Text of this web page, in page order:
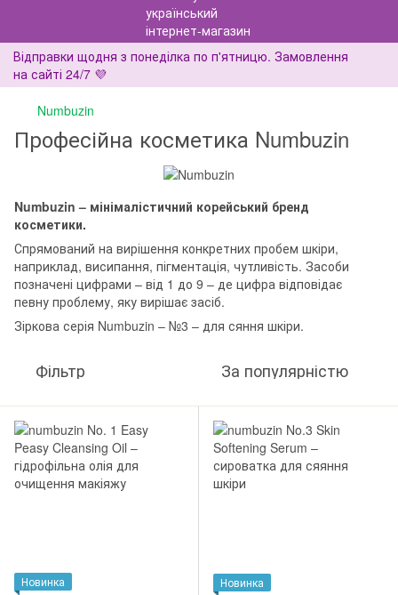
Відправки щодня з понеділка по п'ятницю. Замовлення
на сайті 24/7 💜
Numbuzin
Професійна косметика Numbuzin
Numbuzin – мінімалістичний корейський бренд
косметики.
Спрямований на вирішення конкретних пробем шкіри,
наприклад, висипання, пігментація, чутливість. Засоби
позначені цифрами – від 1 до 9 – де цифра відповідає
певну проблему, яку вирішає засіб.
Зіркова серія Numbuzin – №3 – для сяння шкіри.
Фільтр За популярністю
Новинка
Новинка